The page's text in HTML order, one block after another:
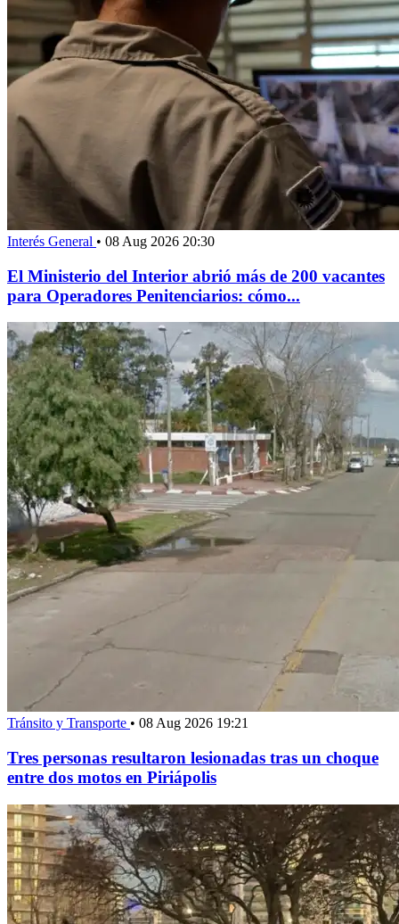
Interés General • 08 Aug 2026 20:30
El Ministerio del Interior abrió más de 200 vacantes
para Operadores Penitenciarios: cómo...
Tránsito y Transporte • 08 Aug 2026 19:21
Tres personas resultaron lesionadas tras un choque
entre dos motos en Piriápolis